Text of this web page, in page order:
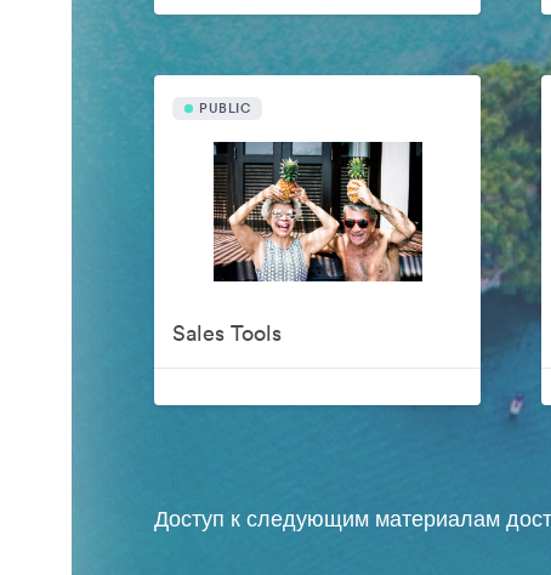
PUBLIC
Sales Tools
Доступ к следующим материалам